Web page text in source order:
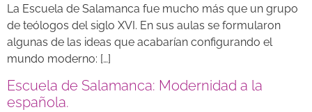
La Escuela de Salamanca fue mucho más que un grupo
de teólogos del siglo XVI. En sus aulas se formularon
algunas de las ideas que acabarían configurando el
mundo moderno: […]
Escuela de Salamanca: Modernidad a la
española.